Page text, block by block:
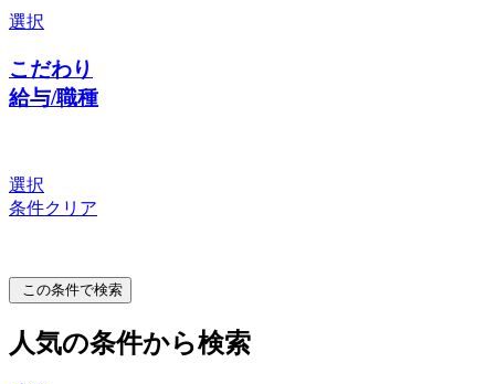
選択
こだわり
給与/職種
選択
条件クリア
この条件で検索
人気の条件から検索